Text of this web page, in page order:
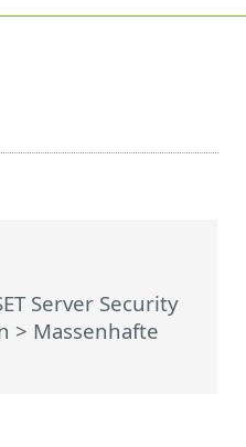
Server Security
> Massenhafte